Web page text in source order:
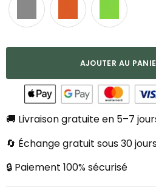
AJOUTER AU
🚚 Livraison gratuite en 5–7
🔄 Échange gratuit sous 30
🔒 Paiement 100% sécurisé